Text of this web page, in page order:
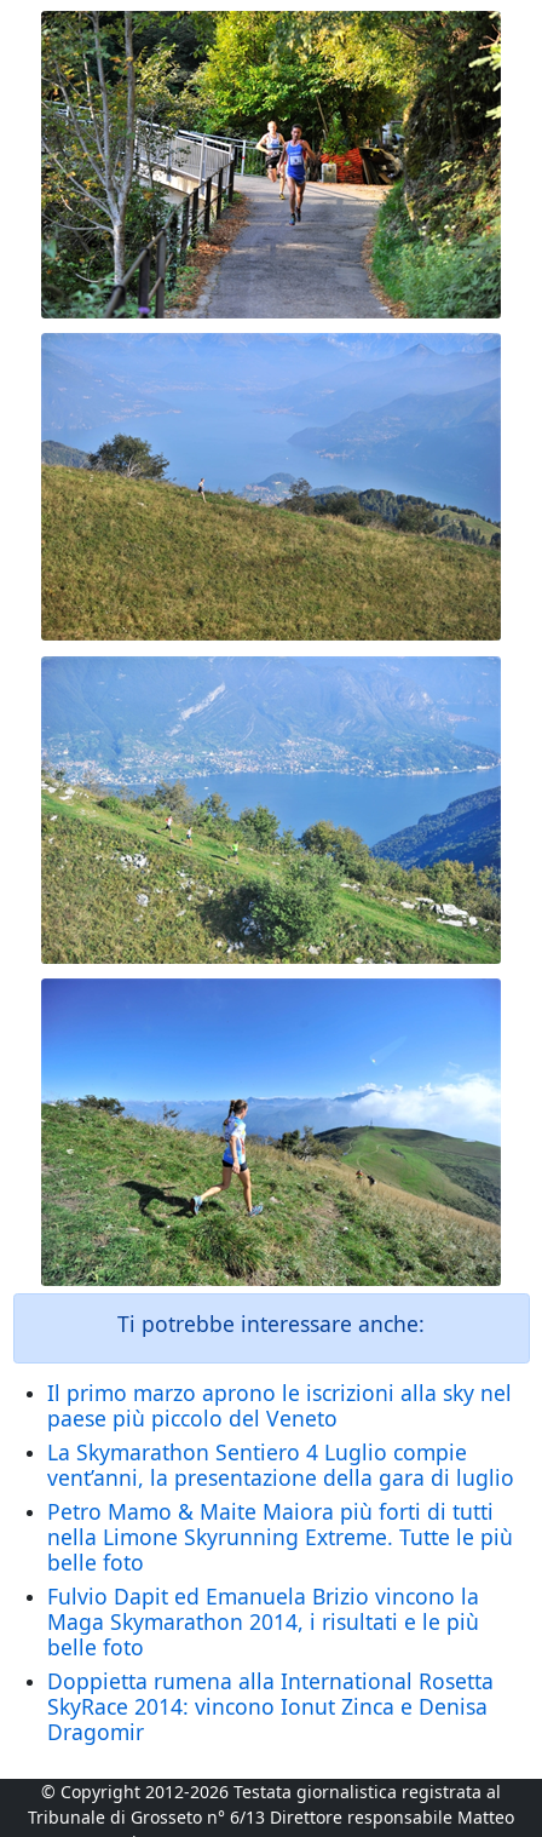
Ti potrebbe interessare anche:
Il primo marzo aprono le iscrizioni alla sky nel
paese più piccolo del Veneto
La Skymarathon Sentiero 4 Luglio compie
vent’anni, la presentazione della gara di luglio
Petro Mamo & Maite Maiora più forti di tutti
nella Limone Skyrunning Extreme. Tutte le più
belle foto
Fulvio Dapit ed Emanuela Brizio vincono la
Maga Skymarathon 2014, i risultati e le più
belle foto
Doppietta rumena alla International Rosetta
SkyRace 2014: vincono Ionut Zinca e Denisa
Dragomir
© Copyright 2012-2026 Testata giornalistica registrata al
Tribunale di Grosseto n° 6/13 Direttore responsabile Matteo